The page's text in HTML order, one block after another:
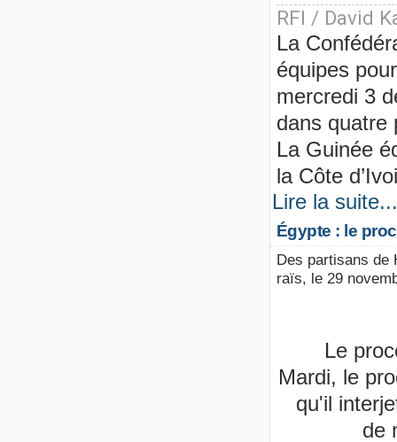
RFI / David
La
équipes
mercredi 3
dans quatre
La Guinée
la Côte
Lire la suite...
Égypte : le
Des partisans de
raïs, le 29
Le
Mardi, le
qu'il
de